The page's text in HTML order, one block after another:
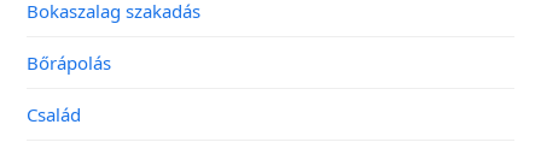
Bokaszalag szakadás
Bőrápolás
Család